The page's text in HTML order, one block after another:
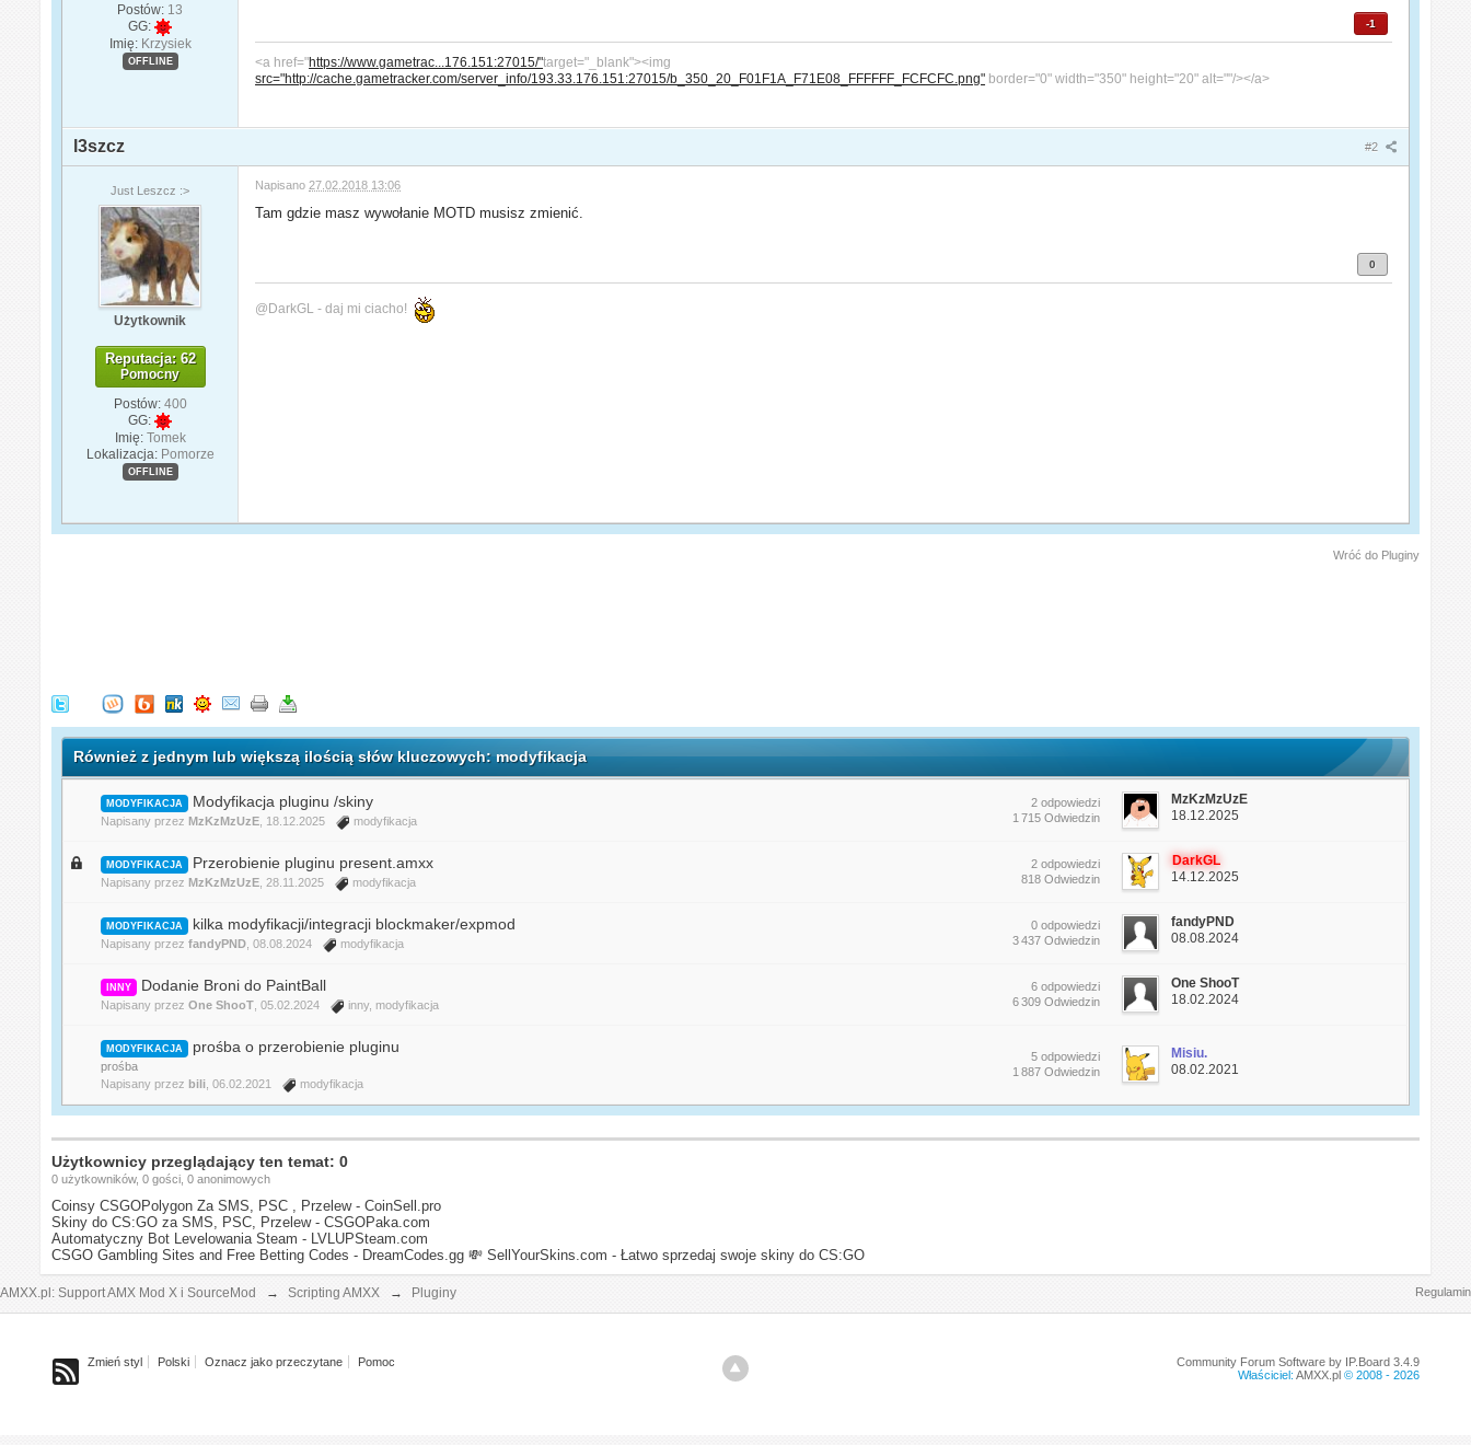
Postów: 13
GG:
Imię: Krzysiek
OFFLINE
-1
<a href="https://www.gametrac...176.151:27015/"target="_blank"><img
src="http://cache.gametracker.com/server_info/193.33.176.151:27015/b_350_20_F01F1A_F71E08_FFFFFF_FCFCFC.png" border="0" width="350" height="20" alt=""/></a>
#2
l3szcz
Just Leszcz :>
Użytkownik
Reputacja: 62
Pomocny
Postów: 400
GG:
Imię: Tomek
Lokalizacja: Pomorze
OFFLINE
Napisano 27.02.2018 13:06
Tam gdzie masz wywołanie MOTD musisz zmienić.
0
@DarkGL - daj mi ciacho!
Wróć do Pluginy
Również z jednym lub większą ilością słów kluczowych: modyfikacja
MODYFIKACJA Modyfikacja pluginu /skiny
Napisany przez MzKzMzUzE , 18.12.2025 modyfikacja
2 odpowiedzi
1 715 Odwiedzin
MzKzMzUzE
18.12.2025
MODYFIKACJA Przerobienie pluginu present.amxx
Napisany przez MzKzMzUzE , 28.11.2025 modyfikacja
2 odpowiedzi
818 Odwiedzin
DarkGL
14.12.2025
MODYFIKACJA kilka modyfikacji/integracji blockmaker/expmod
Napisany przezfandyPND , 08.08.2024 modyfikacja
0 odpowiedzi
3 437 Odwiedzin
fandyPND
08.08.2024
INNY Dodanie Broni do PaintBall
Napisany przezOne ShooT , 05.02.2024 inny, modyfikacja
6 odpowiedzi
6 309 Odwiedzin
One ShooT
18.02.2024
MODYFIKACJA prośba o przerobienie pluginu
prośba
Napisany przez bili , 06.02.2021 modyfikacja
5 odpowiedzi
1 887 Odwiedzin
Misiu.
08.02.2021
Użytkownicy przeglądający ten temat: 0
0 użytkowników, 0 gości, 0 anonimowych
Coinsy CSGOPolygon Za SMS, PSC , Przelew - CoinSell.pro
Skiny do CS:GO za SMS, PSC, Przelew - CSGOPaka.com
Automatyczny Bot Levelowania Steam - LVLUPSteam.com
CSGO Gambling Sites and Free Betting Codes - DreamCodes.gg 💸 SellYourSkins.com - Łatwo sprzedaj swoje skiny do CS:GO
AMXX.pl: Support AMX Mod X i SourceMod → Scripting AMXX → Pluginy Regulamin
Zmień styl Polski Oznacz jako przeczytane Pomoc
Community Forum Software by IP.Board 3.4.9
Właściciel: AMXX.pl© 2008 - 2026